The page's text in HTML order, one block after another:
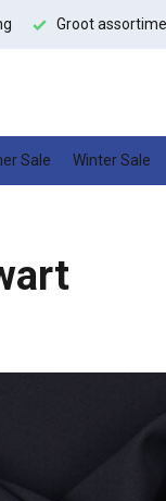
Groot
Sale Winter Sale